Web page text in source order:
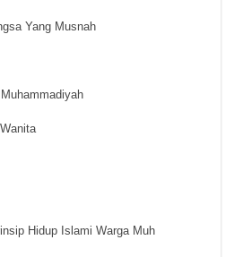
Yang Musnah
Hidup Islami Warga Muh